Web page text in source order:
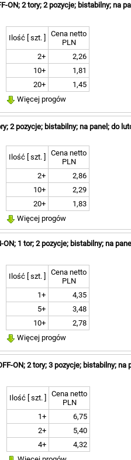
ON; 2 tory; 2 pozycje; bistabilny; na
Ilość [ szt. ]
Cena netto
PLN
2+
2,26
10+
1,81
20+
1,45
Więcej progów
2 pozycje; bistabilny; na panel; do
Ilość [ szt. ]
Cena netto
PLN
2+
2,86
10+
2,29
20+
1,83
Więcej progów
1 tor; 2 pozycje; bistabilny; na
Ilość [ szt. ]
Cena netto
PLN
1+
4,35
5+
3,48
10+
2,78
Więcej progów
ON; 2 tory; 3 pozycje; bistabilny; na
Ilość [ szt. ]
Cena netto
PLN
1+
6,75
2+
5,40
4+
4,32